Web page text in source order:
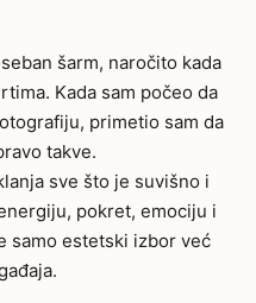
šarm, naročito kada
Kada sam počeo da
primetio sam da
takve.
sve što je suvišno i
pokret, emociju i
samo estetski izbor već